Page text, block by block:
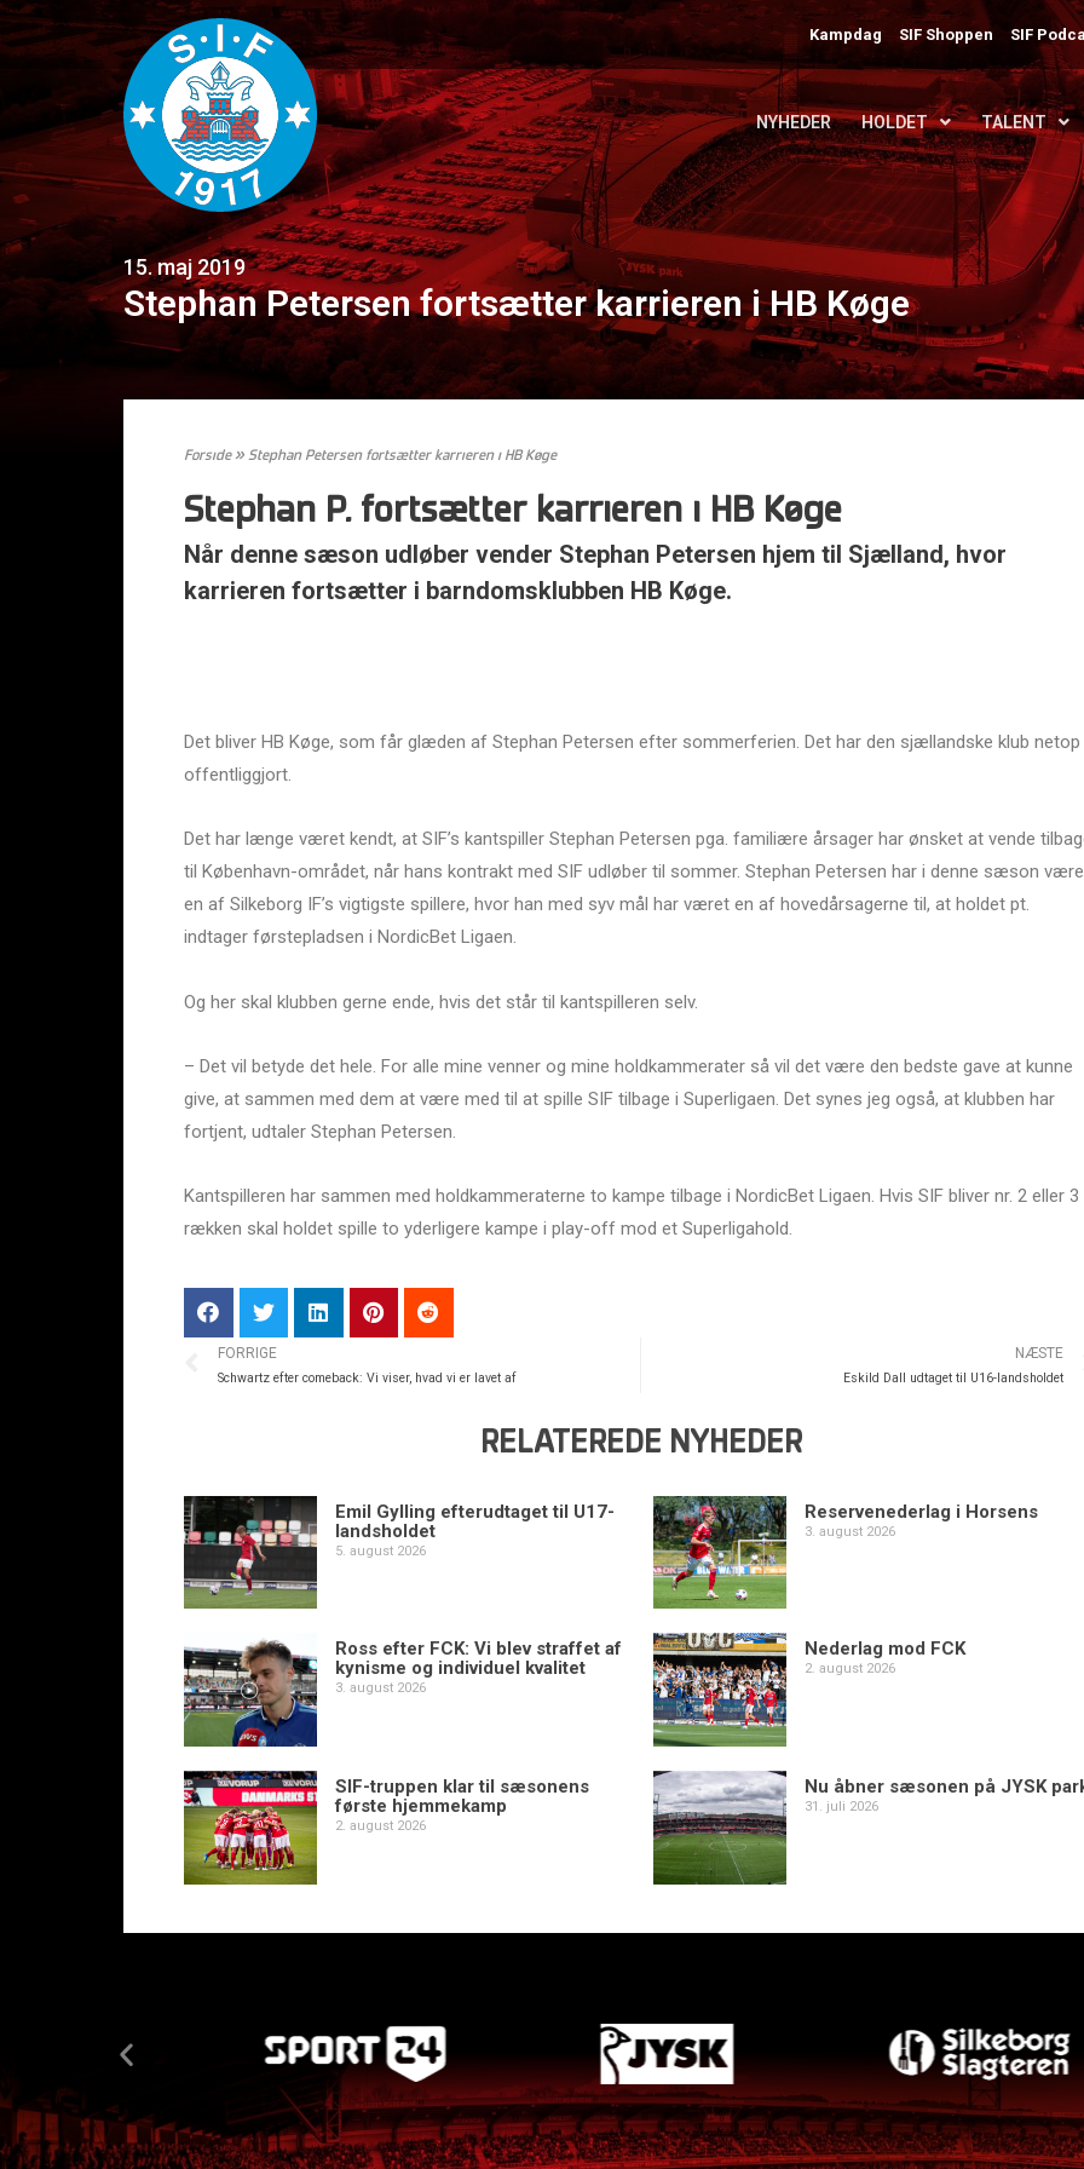
Kampdag SIF Shoppen SIF
NYHEDER HOLDET TALENT
15. maj 2019
Stephan Petersen fortsætter karrieren i HB Køge
Forside» Stephan Petersen fortsætter karrieren i HB Køge
Stephan P. fortsætter karrieren i HB Køge
Når denne sæson udløber vender Stephan Petersen hjem til Sjælland, hvor
karrieren fortsætter i barndomsklubben HB Køge.
Det bliver HB Køge, som får glæden af Stephan Petersen efter sommerferien. Det har den sjællandske klub netop
offentliggjort.
Det har længe været kendt, at SIF’s kantspiller Stephan Petersen pga. familiære årsager har ønsket at vende
til København-området, når hans kontrakt med SIF udløber til sommer. Stephan Petersen har i denne sæson
en af Silkeborg IF’s vigtigste spillere, hvor han med syv mål har været en af hovedårsagerne til, at holdet pt.
indtager førstepladsen i NordicBet Ligaen.
Og her skal klubben gerne ende, hvis det står til kantspilleren selv.
– Det vil betyde det hele. For alle mine venner og mine holdkammerater så vil det være den bedste gave at kunne
give, at sammen med dem at være med til at spille SIF tilbage i Superligaen. Det synes jeg også, at klubben har
fortjent, udtaler Stephan Petersen.
Kantspilleren har sammen med holdkammeraterne to kampe tilbage i NordicBet Ligaen. Hvis SIF bliver nr. 2 eller 3
rækken skal holdet spille to yderligere kampe i play-off mod et Superligahold.
FORRIGE
Schwartz efter comeback: Vi viser, hvad vi er lavet af
NÆSTE
Eskild Dall udtaget til U16-landsholdet
RELATEREDE NYHEDER
Emil Gylling efterudtaget til U17-
landsholdet
5. august 2026
Reservenederlag i Horsens
3. august 2026
Ross efter FCK: Vi blev straffet af
kynisme og individuel kvalitet
3. august 2026
Nederlag mod FCK
2. august 2026
SIF-truppen klar til sæsonens
første hjemmekamp
2. august 2026
Nu åbner sæsonen på JYSK
31. juli 2026